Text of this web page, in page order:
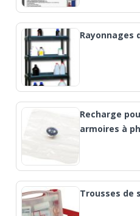
Rayonnages
Recharge
armoires à
Trousses de